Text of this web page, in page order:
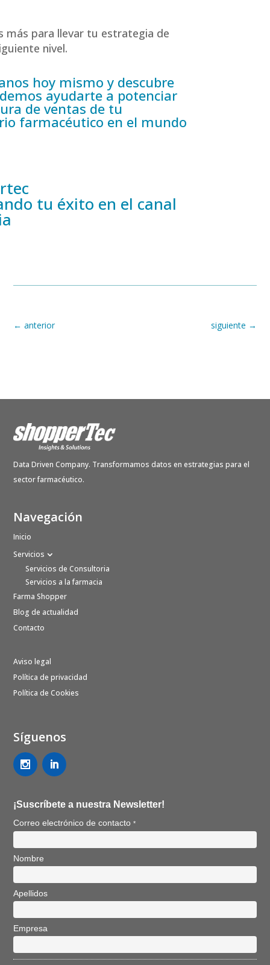
más para llevar tu estrategia de
nivel.
hoy mismo y descubre
ayudarte a potenciar
de ventas de tu
farmacéutico en el mundo
tu éxito en el canal
←anterior siguiente →
Data Driven Company. Transformamos datos en estrategias para el
sector farmacéutico.
Navegación
Inicio
Servicios
Servicios de Consultoria
Servicios a la farmacia
Farma Shopper
Blog de actualidad
Contacto
Aviso legal
Política de privacidad
Política de Cookies
Síguenos
¡Suscríbete a nuestra Newsletter!
Correo electrónico de contacto*
Nombre
Apellidos
Empresa